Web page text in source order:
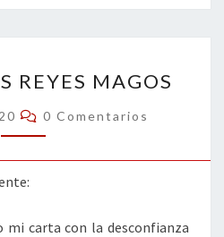
p
ar
tir
A
LOS
REYES
MAGOS
REYES MAGOS
Comentarios
0 Comentarios
mi carta con la desconfianza